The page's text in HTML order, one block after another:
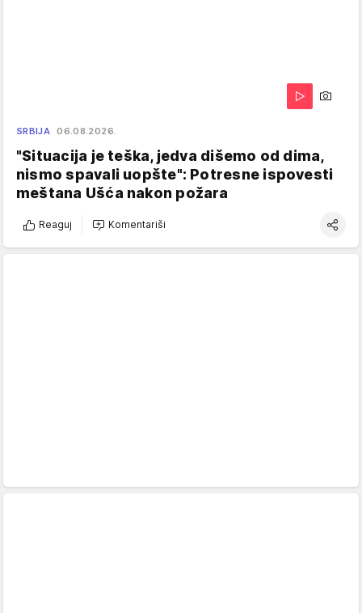
SRBIJA 06.08.2026.
"Situacija je teška, jedva dišemo od dima,
nismo spavali uopšte": Potresne ispovesti
meštana Ušća nakon požara
Reaguj Komentariši